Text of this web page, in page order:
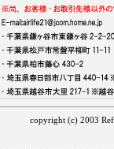
copyright (c) 2003